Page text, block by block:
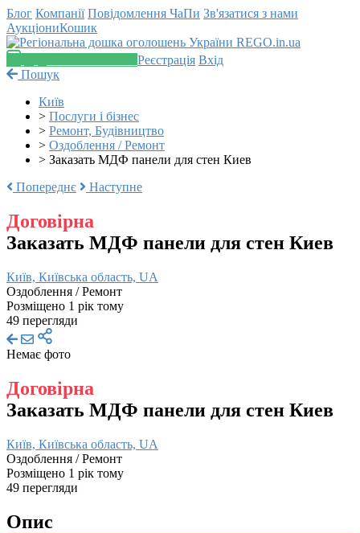
Блог Компанії Повідомлення ЧаПи Зв'язатися з нами
АукціониКошик
Реєстрація Вхід
Пошук
Київ
> Послуги і бізнес
> Ремонт, Будівництво
> Оздоблення / Ремонт
> Заказать МДФ панели для стен Киев
Попереднє
Наступне
Договірна
Заказать МДФ панели для стен Киев
Київ, Київська область, UA
Оздоблення / Ремонт
Розміщено 1 рік тому
49 перегляди
Немає фото
Договірна
Заказать МДФ панели для стен Киев
Київ, Київська область, UA
Оздоблення / Ремонт
Розміщено 1 рік тому
49 перегляди
Опис